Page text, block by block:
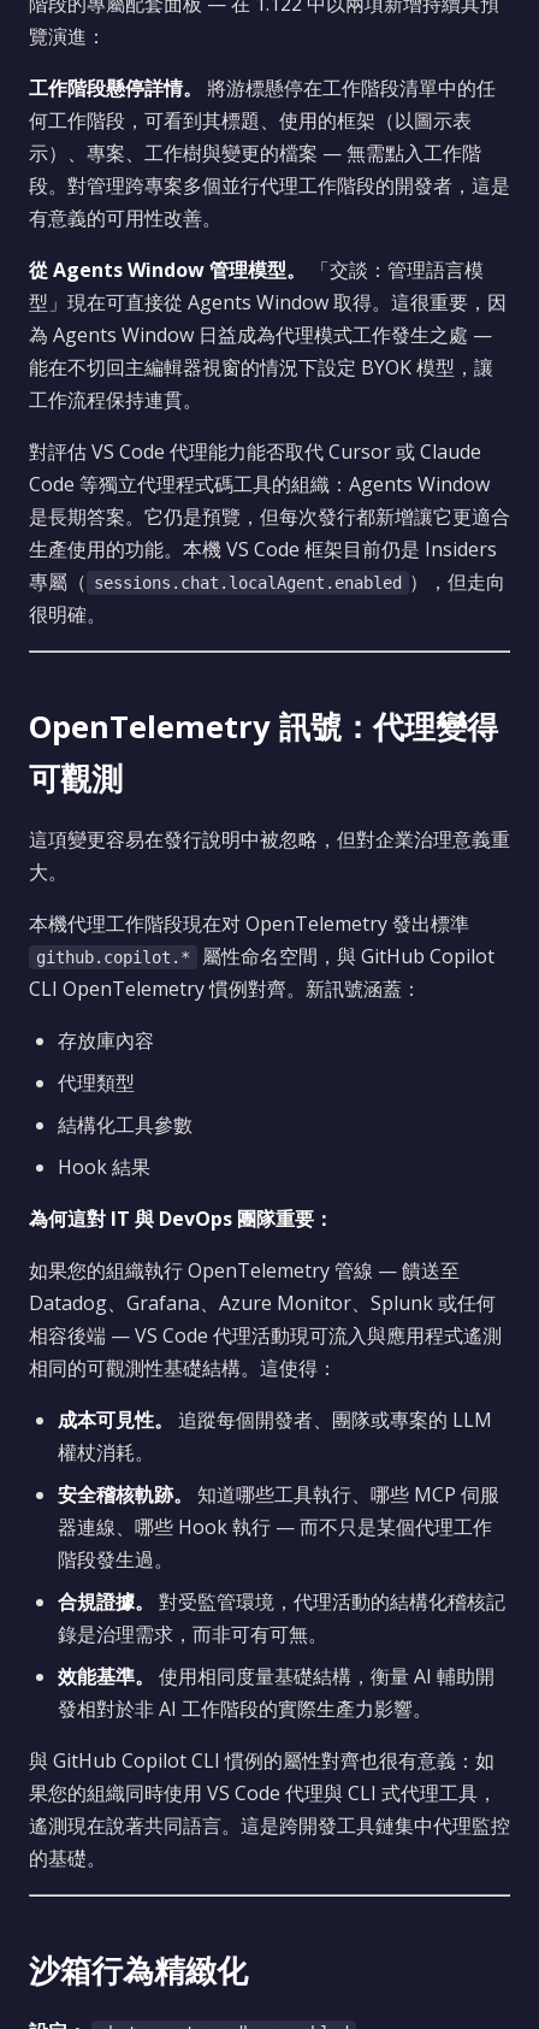
覽演進：
工作階段懸停詳情。
將游標懸停在工作階段清單中的任
何工作階段，可看到其標題、使用的框架（以圖示表
示）、專案、工作樹與變更的檔案 — 無需點入工作階
段。對管理跨專案多個並行代理工作階段的開發者，這是
有意義的可用性改善。
從 Agents Window 管理模型。
「交談：管理語言模
型」現在可直接從 Agents Window 取得。這很重要，因
為 Agents Window 日益成為代理模式工作發生之處 —
能在不切回主編輯器視窗的情況下設定 BYOK 模型，讓
工作流程保持連貫。
對評估 VS Code 代理能力能否取代 Cursor 或 Claude
Code 等獨立代理程式碼工具的組織：Agents Window
是長期答案。它仍是預覽，但每次發行都新增讓它更適合
生產使用的功能。本機 VS Code 框架目前仍是 Insiders
專屬（ sessions.chat.localAgent.enabled
），但走向
很明確。
OpenTelemetry 訊號：代理變得
可觀測
這項變更容易在發行說明中被忽略，但對企業治理意義重
大。
本機代理工作階段現在对 OpenTelemetry 發出標準
github.copilot.*
屬性命名空間，與 GitHub Copilot
CLI OpenTelemetry 慣例對齊。新訊號涵蓋：
存放庫內容
代理類型
結構化工具參數
Hook 結果
為何這對 IT 與 DevOps 團隊重要：
如果您的組織執行 OpenTelemetry 管線 — 饋送至
Datadog、Grafana、Azure Monitor、Splunk 或任何
相容後端 — VS Code 代理活動現可流入與應用程式遙測
相同的可觀測性基礎結構。這使得：
成本可見性。
追蹤每個開發者、團隊或專案的 LLM
權杖消耗。
安全稽核軌跡。
知道哪些工具執行、哪些 MCP 伺服
器連線、哪些 Hook 執行 — 而不只是某個代理工作
階段發生過。
合規證據。
對受監管環境，代理活動的結構化稽核記
錄是治理需求，而非可有可無。
效能基準。
使用相同度量基礎結構，衡量 AI 輔助開
發相對於非 AI 工作階段的實際生產力影響。
與 GitHub Copilot CLI 慣例的屬性對齊也很有意義：如
果您的組織同時使用 VS Code 代理與 CLI 式代理工具，
遙測現在說著共同語言。這是跨開發工具鏈集中代理監控
的基礎。
沙箱行為精緻化